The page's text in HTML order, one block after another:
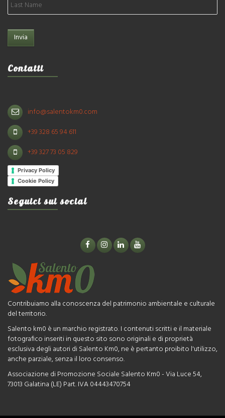
Contatti
info@salentokm0.com
+39 328 65 94 611
+39 327 73 05 829
Privacy Policy
Cookie Policy
Seguici sui social
Contribuiamo alla conoscenza del patrimonio ambientale e culturale
del territorio.
Salento km0 è un marchio registrato. I contenuti scritti e il materiale
fotografico inseriti in questo sito sono originali e di proprietà
esclusiva degli autori di Salento Km0, ne è pertanto proibito l'utilizzo,
anche parziale, senza il loro consenso.
Associazione di Promozione Sociale Salento Km0 - Via Luce 54,
73013 Galatina (LE) Part. IVA 04443470754